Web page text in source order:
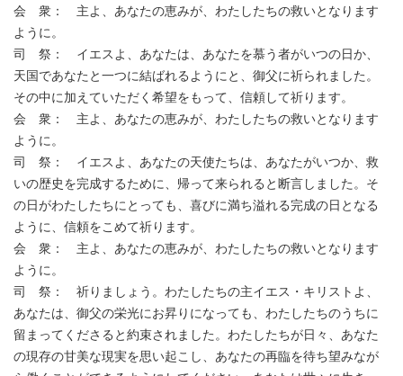
会 衆： 主よ、あなたの恵みが、わたしたちの救いとなります
ように。
司 祭： イエスよ、あなたは、あなたを慕う者がいつの日か、
天国であなたと一つに結ばれるようにと、御父に祈られました。
その中に加えていただく希望をもって、信頼して祈ります。
会 衆： 主よ、あなたの恵みが、わたしたちの救いとなります
ように。
司 祭： イエスよ、あなたの天使たちは、あなたがいつか、救
いの歴史を完成するために、帰って来られると断言しました。そ
の日がわたしたちにとっても、喜びに満ち溢れる完成の日となる
ように、信頼をこめて祈ります。
会 衆： 主よ、あなたの恵みが、わたしたちの救いとなります
ように。
司 祭： 祈りましょう。わたしたちの主イエス・キリストよ、
あなたは、御父の栄光にお昇りになっても、わたしたちのうちに
留まってくださると約束されました。わたしたちが日々、あなた
の現存の甘美な現実を思い起こし、あなたの再臨を待ち望みなが